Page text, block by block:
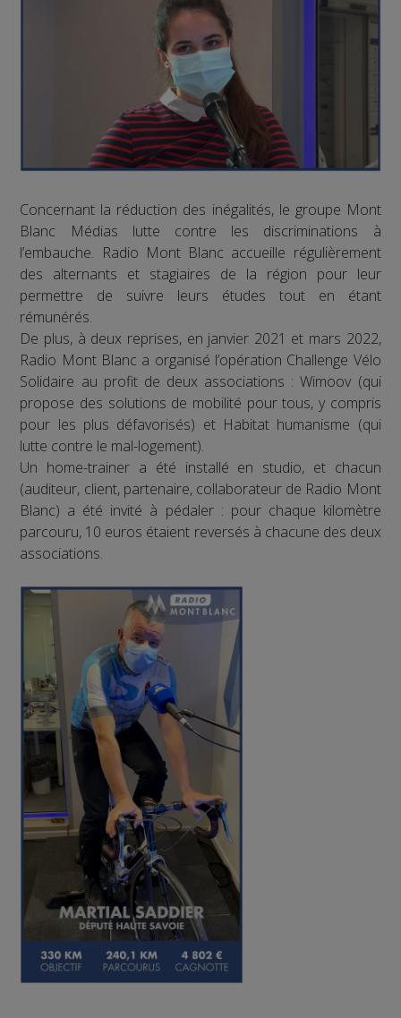
Concernant la réduction des inégalités, le groupe Mont
Blanc Médias lutte contre les discriminations à
l’embauche. Radio Mont Blanc accueille régulièrement
des alternants et stagiaires de la région pour leur
permettre de suivre leurs études tout en étant
rémunérés.
De plus, à deux reprises, en janvier 2021 et mars 2022,
Radio Mont Blanc a organisé l’opération Challenge Vélo
Solidaire au profit de deux associations : Wimoov (qui
propose des solutions de mobilité pour tous, y compris
pour les plus défavorisés) et Habitat humanisme (qui
lutte contre le mal-logement).
Un home-trainer a été installé en studio, et chacun
(auditeur, client, partenaire, collaborateur de Radio Mont
Blanc) a été invité à pédaler : pour chaque kilomètre
parcouru, 10 euros étaient reversés à chacune des deux
associations.